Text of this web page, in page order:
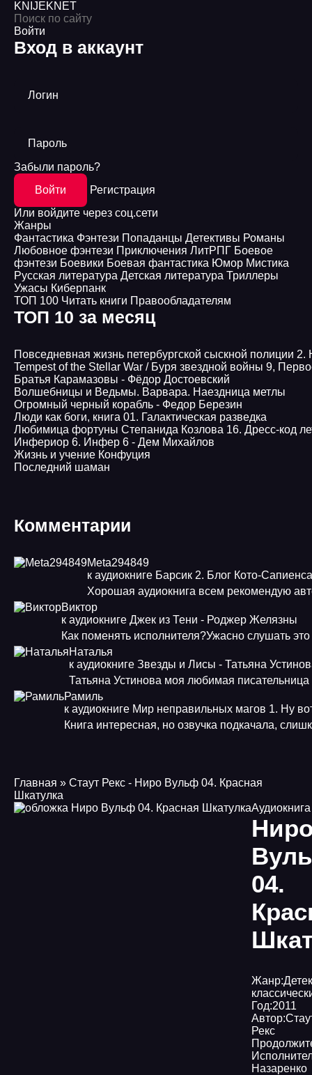
KNIJEKNET
Войти
Вход в аккаунт
Логин
Пароль
Забыли пароль?
Войти
Регистрация
Или войдите через соц.сети
Жанры
Фантастика Фэнтези Попаданцы Детективы Романы
Любовное фэнтези Приключения ЛитРПГ Боевое
фэнтези Боевики Боевая фантастика Юмор Мистика
Русская литература Детская литература Триллеры
Ужасы Киберпанк
ТОП 100 Читать книги Правообладателям
ТОП 10 за месяц
Повседневная жизнь петербургской сыскной полиции
Tempest of the Stellar War / Буря звездной войны 9,
Братья Карамазовы - Фёдор Достоевский
Волшебницы и Ведьмы. Варвара. Наездница метлы
Огромный черный корабль - Федор Березин
Люди как боги, книга 01. Галактическая разведка
Любимица фортуны Степанида Козлова 16. Дресс-код
Инфериор 6. Инфер 6 - Дем Михайлов
Жизнь и учение Конфуция
Последний шаман
Комментарии
Meta294849
к аудиокниге Барсик 2. Блог Кото-
Хорошая аудиокнига всем рекомендую
Виктор
к аудиокниге Джек из Тени - Роджер Желязны
Как поменять исполнителя?Ужасно слушать
Наталья
к аудиокниге Звезды и Лисы - Татьяна
Татьяна Устинова моя любимая писательница
Рамиль
к аудиокниге Мир неправильных магов 1. Ну
Книга интересная, но озвучка подкачала,
Главная » Стаут Рекс - Ниро Вульф 04. Красная
Шкатулка
Аудиокнига
04.
Жанр:
Год:2011
Автор:
Рекс
Назаренко